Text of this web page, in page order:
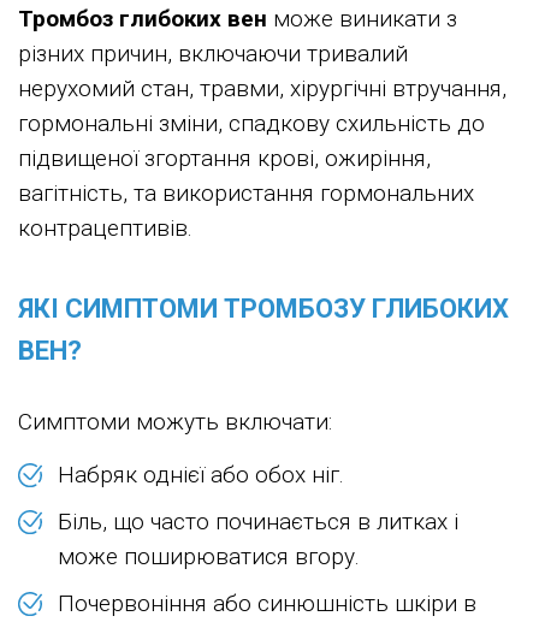
Тромбоз глибоких вен може виникати з
різних причин, включаючи тривалий
нерухомий стан, травми, хірургічні втручання,
гормональні зміни, спадкову схильність до
підвищеної згортання крові, ожиріння,
вагітність, та використання гормональних
контрацептивів.
ЯКІ СИМПТОМИ ТРОМБОЗУ ГЛИБОКИХ
ВЕН?
Симптоми можуть включати:
Набряк однієї або обох ніг.
Біль, що часто починається в литках і
може поширюватися вгору.
Почервоніння або синюшність шкіри в